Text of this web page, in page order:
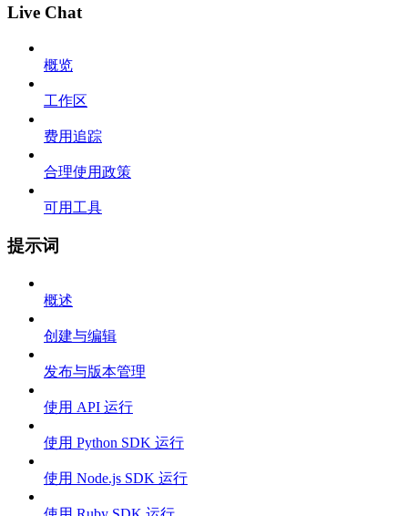
Live Chat
概览
工作区
费用追踪
合理使用政策
可用工具
提示词
概述
创建与编辑
发布与版本管理
使用 API 运行
使用 Python SDK 运行
使用 Node.js SDK 运行